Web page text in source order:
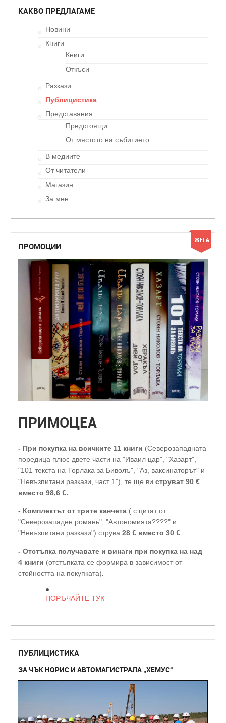
КАКВО ПРЕДЛАГАМЕ
Новини
Книги
Книги
Откъси
Разкази
Публицистика
Представяния
Предстоящи
От мястото на събитието
В медиите
От читатели
Магазин
За мен
ПРОМОЦИИ
ПРИМОЦЕА
- При покупка на всичките 11 книги (Северозападната
поредица плюс двете части на "Иваил цар", "Хазарт",
"101 текста на Торлака за Биволъ", "Аз, ваксинаторът" и
"Невъзпитани разкази, част 1"), те ще ви струват 90 €
вместо 98,6 €.
- Комплектът от трите канчета ( с цитат от
"Северозападен романь", "Автономията????" и
"Невъзпитани разкази") струва 28 € вместо 30 €
- Отстъпка получавате и винаги при покупка на над
4 книги (отстъпката се формира в зависимост от
стойността на покупката).
ПОРЪЧАЙТЕ ТУК
ПУБЛИЦИСТИКА
ЗА ЧЪК НОРИС И АВТОМАГИСТРАЛА „ХЕМУС“